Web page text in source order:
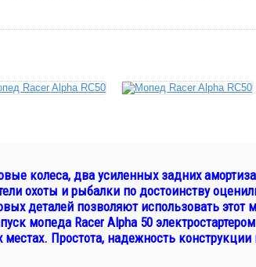
колеса, два усиленных задних
охоты и рыбалки по достоинству
деталей позволяют использовать
мопеда Racer Alpha 50
Простота, надежность